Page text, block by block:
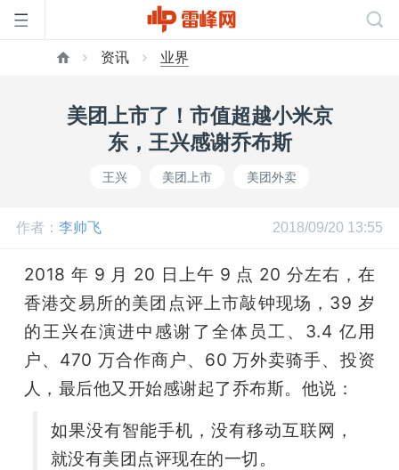
网
开
课
资讯 业界
美团上市了！市值超越小米京
东，王兴感谢乔布斯
王兴 美团上市 美团外卖
作者： 李帅飞 2018/09/20 13:55
2018 年 9 月 20 日上午 9 点 20 分左右，在
香港交易所的美团点评上市敲钟现场，39 岁
的王兴在演进中感谢了全体员工、3.4 亿用
户、470 万合作商户、60 万外卖骑手、投资
人，最后他又开始感谢起了乔布斯。他说：
如果没有智能手机，没有移动互联网，
就没有美团点评现在的一切。